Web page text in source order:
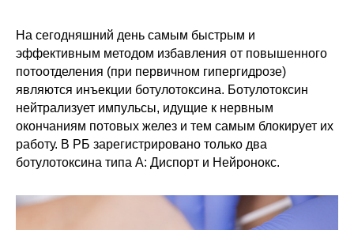
На сегодняшний день самым быстрым и
эффективным методом избавления от повышенного
потоотделения (при первичном гипергидрозе)
являются инъекции ботулотоксина. Ботулотоксин
нейтрализует импульсы, идущие к нервным
окончаниям потовых желез и тем самым блокирует их
работу. В РБ зарегистрировано только два
ботулотоксина типа А: Диспорт и Нейронокс.